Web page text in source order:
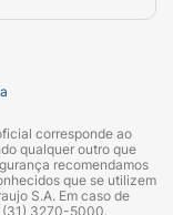
corresponde ao
qualquer outro que
recomendamos
que se utilizem
S.A. Em caso de
(31) 3270-5000.